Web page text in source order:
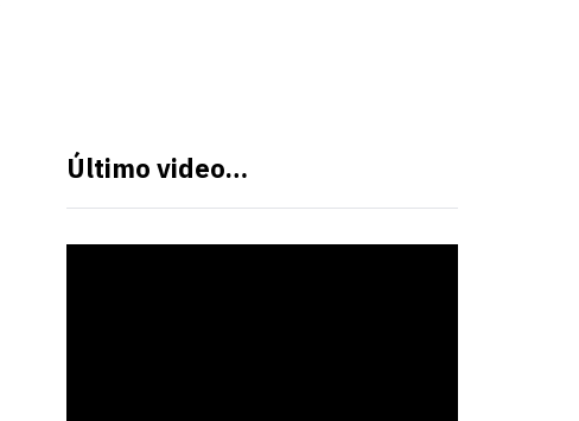
Último video…